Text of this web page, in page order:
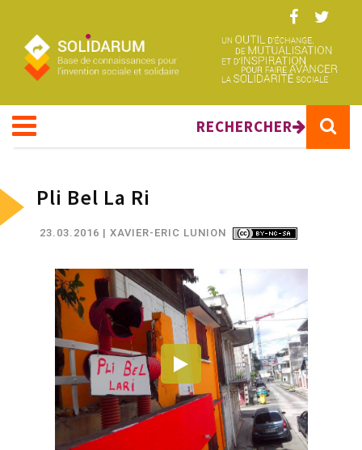
RECHERCHER
Pli Bel La Ri
23.03.2016 | XAVIER-ERIC LUNION